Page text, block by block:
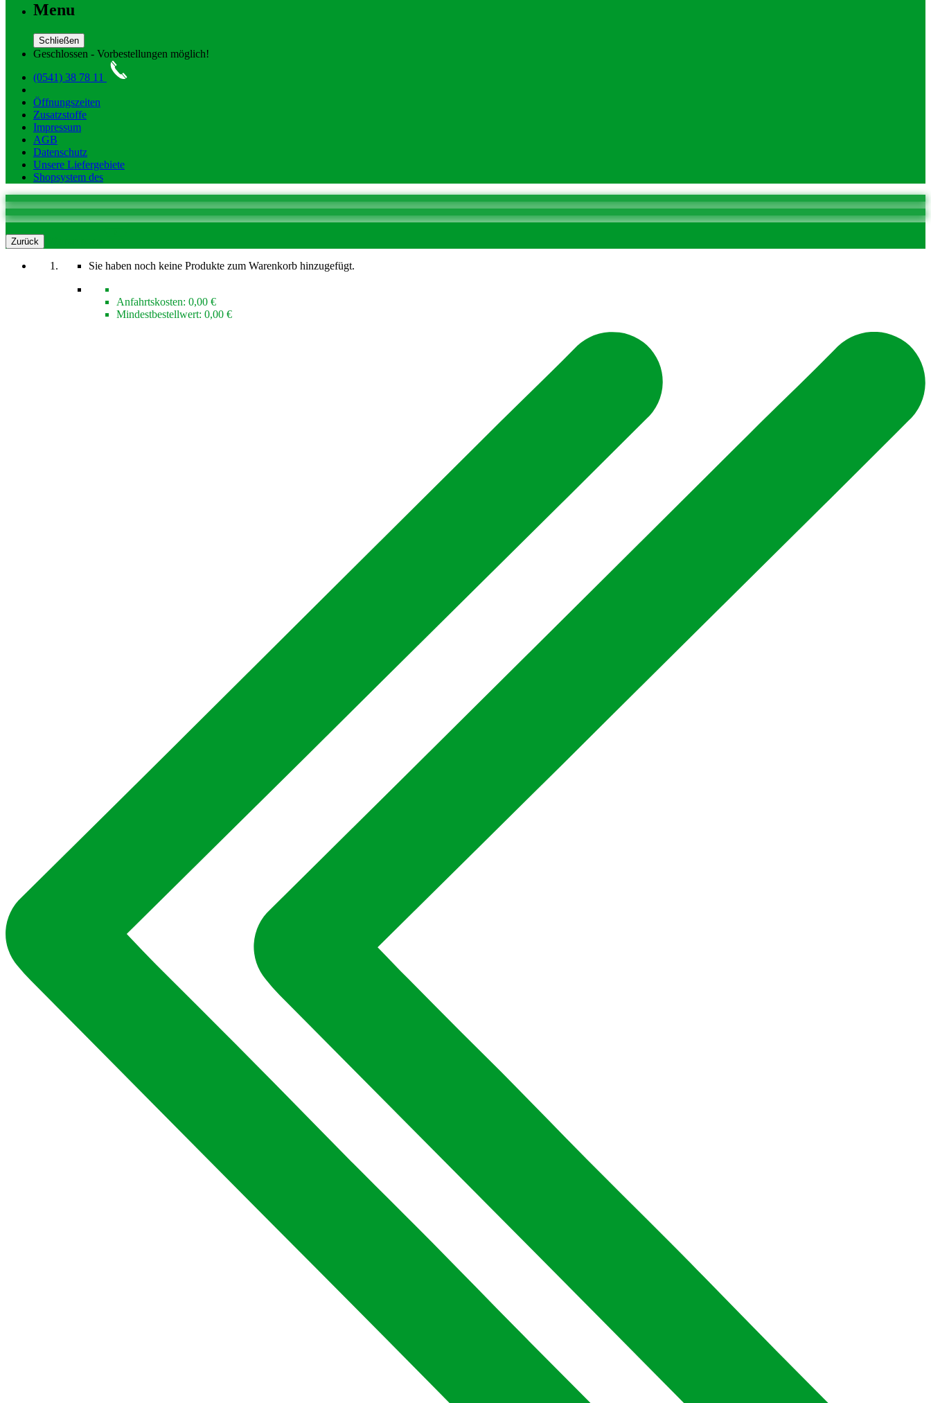
Menu
Schließen
Geschlossen - Vorbestellungen möglich!
(0541) 38 78 11
Öffnungszeiten
Zusatzstoffe
Impressum
AGB
Datenschutz
Unsere Liefergebiete
Shopsystem des
Zurück
Sie haben noch keine Produkte zum Warenkorb hinzugefügt.
Anfahrtskosten: 0,00 €
Mindestbestellwert: 0,00 €